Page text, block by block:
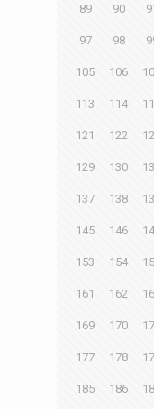
89 90
97 98
105 106
113 114
121 122
129 130
137 138
145 146
153 154
161 162
169 170
177 178
185 186